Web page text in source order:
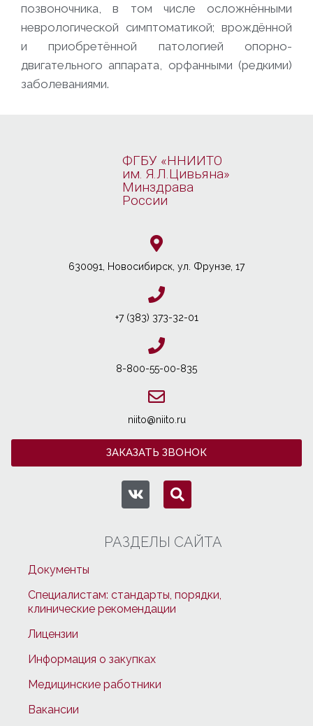
позвоночника, в том числе осложнёнными
неврологической симптоматикой; врождённой
и приобретённой патологией опорно-
двигательного аппарата, орфанными (редкими)
заболеваниями.
ФГБУ «ННИИТО
им. Я.Л.Цивьяна»
Минздрава
России
630091, Новосибирcк, ул. Фрунзе, 17
+7 (383) 373-32-01
8-800-55-00-835
niito@niito.ru
ЗАКАЗАТЬ ЗВОНОК
РАЗДЕЛЫ САЙТА
Документы
Специалистам: стандарты, порядки,
клинические рекомендации
Лицензии
Информация о закупках
Медицинские работники
Вакансии